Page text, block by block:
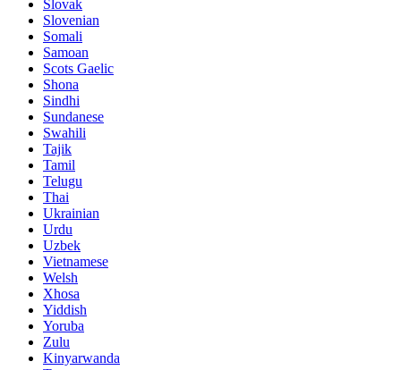
Slovak
Slovenian
Somali
Samoan
Scots Gaelic
Shona
Sindhi
Sundanese
Swahili
Tajik
Tamil
Telugu
Thai
Ukrainian
Urdu
Uzbek
Vietnamese
Welsh
Xhosa
Yiddish
Yoruba
Zulu
Kinyarwanda